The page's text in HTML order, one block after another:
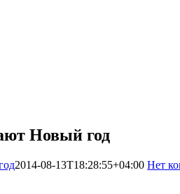
Новый год
2014-08-13T18:28:55+04:00 Нет